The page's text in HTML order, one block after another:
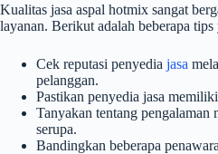
Kualitas jasa aspal hotmix sangat
layanan. Berikut adalah beberapa
Cek reputasi penyedia jasa
pelanggan.
Pastikan penyedia jasa
Tanyakan tentang pengalaman
serupa.
Bandingkan beberapa